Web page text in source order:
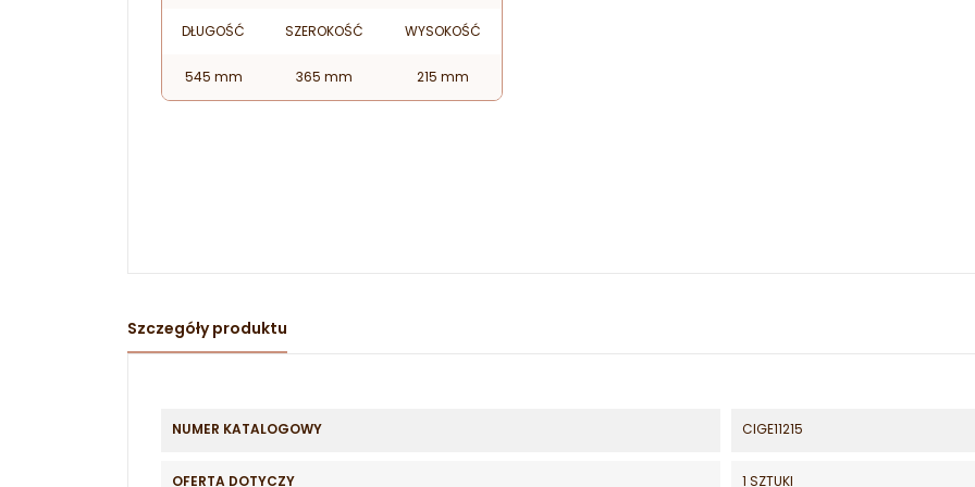
DŁUGOŚĆ SZEROKOŚĆ WYSOKOŚĆ
545 mm 365 mm 215 mm
Szczegóły produktu
NUMER KATALOGOWY CIGE11215
OFERTA DOTYCZY 1 SZTUKI